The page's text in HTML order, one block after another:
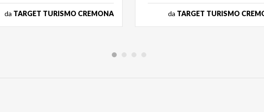
da TARGET TURISMO CREMONA da TARGET TURISMO